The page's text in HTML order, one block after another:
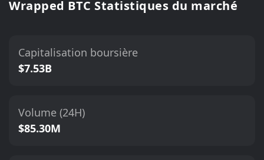
Wrapped BTC Statistiques du marché
Capitalisation boursière
$7.53B
Volume (24H)
$85.30M